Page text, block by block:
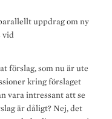
uppdrag om ny
vid
förslag, som nu är ute
kring förslaget
vara intressant att se
är dåligt? Nej, det